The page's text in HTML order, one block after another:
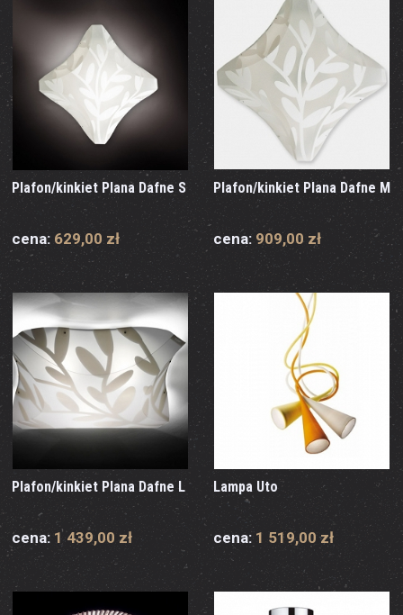
Plafon/kinkiet Plana Dafne S
cena: 629,00 zł
Plafon/kinkiet Plana Dafne M
cena: 909,00 zł
Plafon/kinkiet Plana Dafne L
cena: 1 439,00 zł
Lampa Uto
cena: 1 519,00 zł